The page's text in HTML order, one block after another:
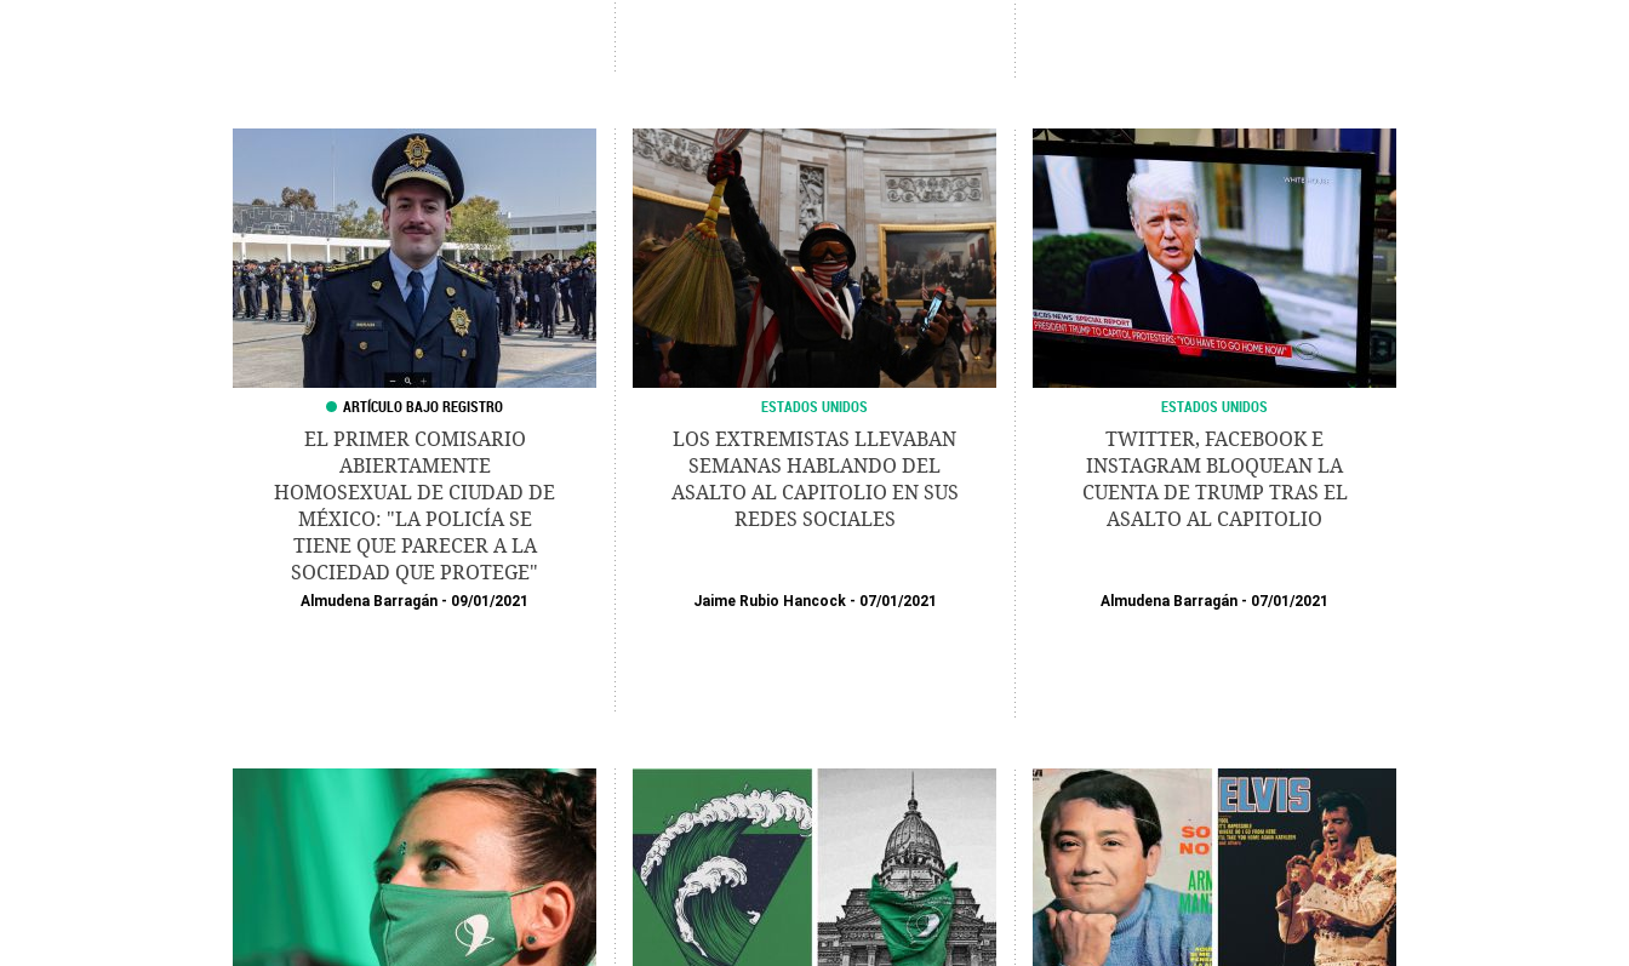
EL PRIMER COMISARIO
ABIERTAMENTE
HOMOSEXUAL DE CIUDAD DE
MÉXICO: "LA POLICÍA SE
TIENE QUE PARECER A LA
SOCIEDAD QUE PROTEGE"
Almudena Barragán 09/01/2021
ESTADOS UNIDOS
LOS EXTREMISTAS LLEVABAN
SEMANAS HABLANDO DEL
ASALTO AL CAPITOLIO EN SUS
REDES SOCIALES
Jaime Rubio Hancock 07/01/2021
ESTADOS UNIDOS
TWITTER, FACEBOOK E
INSTAGRAM BLOQUEAN LA
CUENTA DE TRUMP TRAS EL
ASALTO AL CAPITOLIO
Almudena Barragán 07/01/2021